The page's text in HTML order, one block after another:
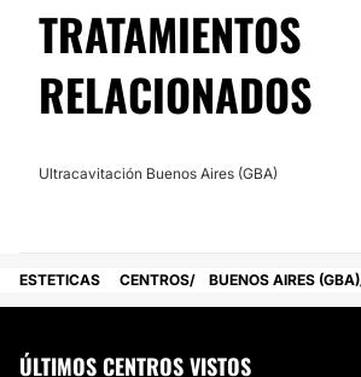
TRATAMIENTOS
RELACIONADOS
Ultracavitación Buenos Aires (GBA)
ESTETICAS CENTROS BUENOS AIRES (GBA)
ÚLTIMOS CENTROS VISTOS